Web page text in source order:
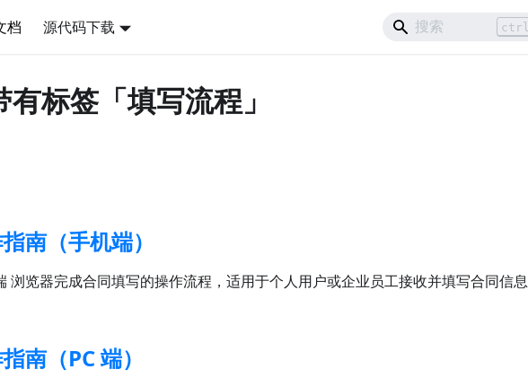
档 源代码下载 ctrl
标签「填写流程」
南（手机端）
浏览器完成合同填写的操作流程，适用于个人用户或企业员工接收并填写合同信息
南（PC 端）